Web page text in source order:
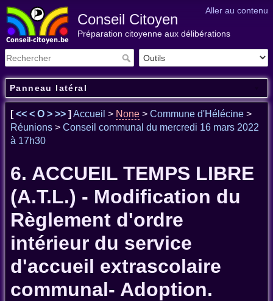
Aller au contenu
Conseil Citoyen
Préparation citoyenne aux délibérations
Panneau latéral
[<< < O > >> ] Accueil > None > Commune d'Hélécine >
Réunions > Conseil communal du mercredi 16 mars 2022
à 17h30
6. ACCUEIL TEMPS LIBRE
(A.T.L.) - Modification du
Règlement d'ordre
intérieur du service
d'accueil extrascolaire
communal- Adoption.